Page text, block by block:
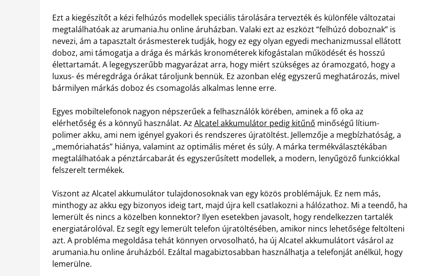
Ezt a kiegészítőt a kézi felhúzós modellek speciális tárolására tervezték és különféle változatai
megtalálhatóak az arumania.hu online áruházban. Valaki ezt az eszközt “felhúzó doboznak” is
nevezi, ám a tapasztalt órásmesterek tudják, hogy ez egy olyan egyedi mechanizmussal ellátott
doboz, ami támogatja a drága és márkás kronométerek kifogástalan működését és hosszú
élettartamát. A legegyszerűbb magyarázat arra, hogy miért szükséges az óramozgató, hogy a
luxus- és méregdrága órákat tároljunk bennük. Ez azonban elég egyszerű meghatározás, mivel
bármilyen márkás doboz és csomagolás alkalmas lenne erre.
Egyes mobiltelefonok nagyon népszerűek a felhasználók körében, aminek a fő oka az
elérhetőség és a könnyű használat. Az Alcatel akkumulátor pedig kitűnő minőségű lítium-
polimer akku, ami nem igényel gyakori és rendszeres újratöltést. Jellemzője a megbízhatóság, a
„memóriahatás” hiánya, valamint az optimális méret és súly. A márka termékválasztékában
megtalálhatóak a pénztárcabarát és egyszerűsített modellek, a modern, lenyűgöző funkciókkal
felszerelt termékek.
Viszont az Alcatel akkumulátor tulajdonosoknak van egy közös problémájuk. Ez nem más,
minthogy az akku egy bizonyos ideig tart, majd újra kell csatlakozni a hálózathoz. Mi a teendő, ha
lemerült és nincs a közelben konnektor? Ilyen esetekben javasolt, hogy rendelkezzen tartalék
energiatárolóval. Ez segít egy lemerült telefon újratöltésében, amikor nincs lehetősége feltölteni
azt. A probléma megoldása tehát könnyen orvosolható, ha új Alcatel akkumulátort vásárol az
arumania.hu online áruházból. Ezáltal magabiztosabban használhatja a telefonját anélkül, hogy
lemerülne.